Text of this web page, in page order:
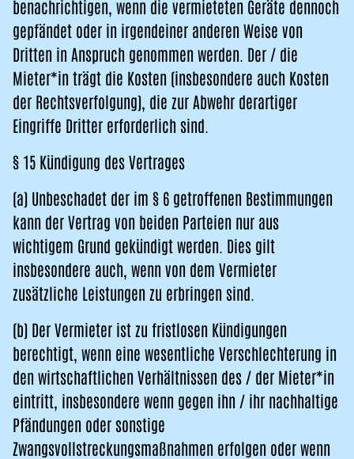
benachrichtigen, wenn die vermieteten Geräte dennoch
gepfändet oder in irgendeiner anderen Weise von
Dritten in Anspruch genommen werden. Der / die
Mieter*in trägt die Kosten (insbesondere auch Kosten
der Rechtsverfolgung), die zur Abwehr derartiger
Eingriffe Dritter erforderlich sind.
§ 15 Kündigung des Vertrages
(a) Unbeschadet der im § 6 getroffenen Bestimmungen
kann der Vertrag von beiden Parteien nur aus
wichtigem Grund gekündigt werden. Dies gilt
insbesondere auch, wenn von dem Vermieter
zusätzliche Leistungen zu erbringen sind.
(b) Der Vermieter ist zu fristlosen Kündigungen
berechtigt, wenn eine wesentliche Verschlechterung in
den wirtschaftlichen Verhältnissen des / der Mieter*in
eintritt, insbesondere wenn gegen ihn / ihr nachhaltige
Pfändungen oder sonstige
Zwangsvollstreckungsmaßnahmen erfolgen oder wenn